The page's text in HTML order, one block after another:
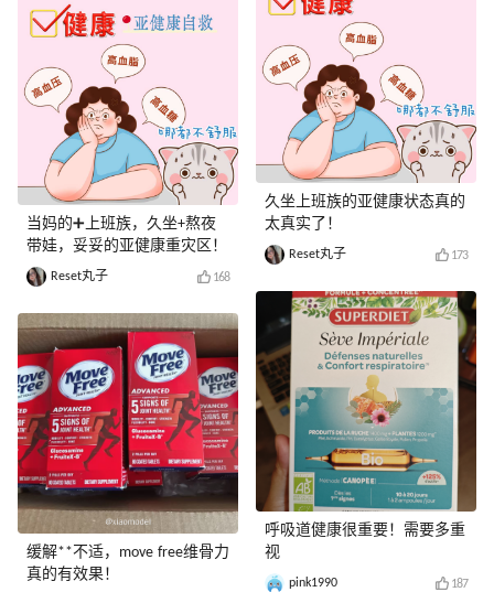
当妈的➕上班族，久坐+熬夜
带娃，妥妥的亚健康重灾区！
Reset丸子 168
缓解**不适，move free维骨力
真的有效果！
久坐上班族的亚健康状态真的
太真实了！
Reset丸子 173
呼吸道健康很重要！需要多重
视
pink1990 187